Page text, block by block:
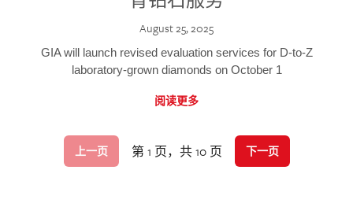
August 25, 2025
GIA will launch revised evaluation services for D-to-Z
laboratory-grown diamonds on October 1
阅读更多
上一页 第 1 页，共 10 页 下一页